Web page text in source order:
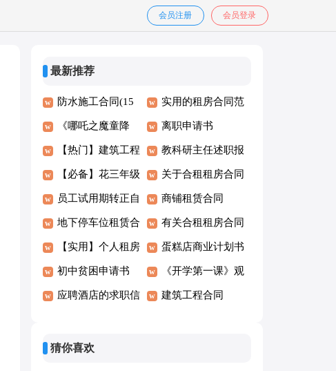
会员登录
会员注册
最新推荐
防水施工合同(15
篇)
实用的租房合同范
文汇编六篇
《哪吒之魔童降
世》观后感
离职申请书
【热门】建筑工程
施工合同
教科研主任述职报
告
【必备】花三年级
作文4篇
关于合租租房合同
范文汇编6篇
员工试用期转正自
我鉴定
商铺租赁合同
地下停车位租赁合
同
有关合租租房合同
锦集九篇
【实用】个人租房
合同范文合集七篇
蛋糕店商业计划书
初中贫困申请书 《开学第一课》观
后感12篇
应聘酒店的求职信 建筑工程合同
猜你喜欢